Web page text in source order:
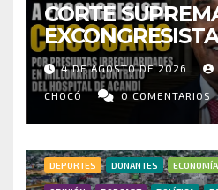
CORTE
POR
MILLONARIO
HOSPITAL DE
4 DE AGOSTO DE 2026
CHOCÓ 0 COMENTARIOS
DEPORTES DONANTES ECONOMÍA